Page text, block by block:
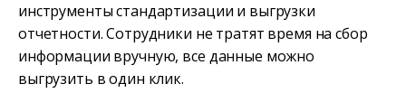
инструменты стандартизации и выгрузки
отчетности. Сотрудники не тратят время на сбор
информации вручную, все данные можно
выгрузить в один клик.